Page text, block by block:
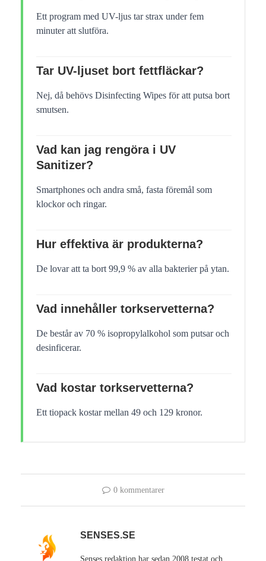
Ett program med UV-ljus tar strax under fem
minuter att slutföra.
Tar UV-ljuset bort fettfläckar?
Nej, då behövs Disinfecting Wipes för att putsa bort
smutsen.
Vad kan jag rengöra i UV
Sanitizer?
Smartphones och andra små, fasta föremål som
klockor och ringar.
Hur effektiva är produkterna?
De lovar att ta bort 99,9 % av alla bakterier på ytan.
Vad innehåller torkservetterna?
De består av 70 % isopropylalkohol som putsar och
desinficerar.
Vad kostar torkservetterna?
Ett tiopack kostar mellan 49 och 129 kronor.
0 kommentarer
SENSES.SE
Senses redaktion har sedan 2008 testat och